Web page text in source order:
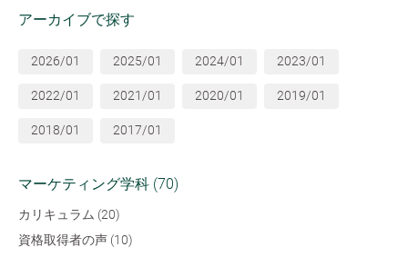
アーカイブで探す
2026/01 2025/01 2024/01 2023/01
2022/01 2021/01 2020/01 2019/01
2018/01 2017/01
マーケティング学科 (70)
カリキュラム (20)
資格取得者の声 (10)